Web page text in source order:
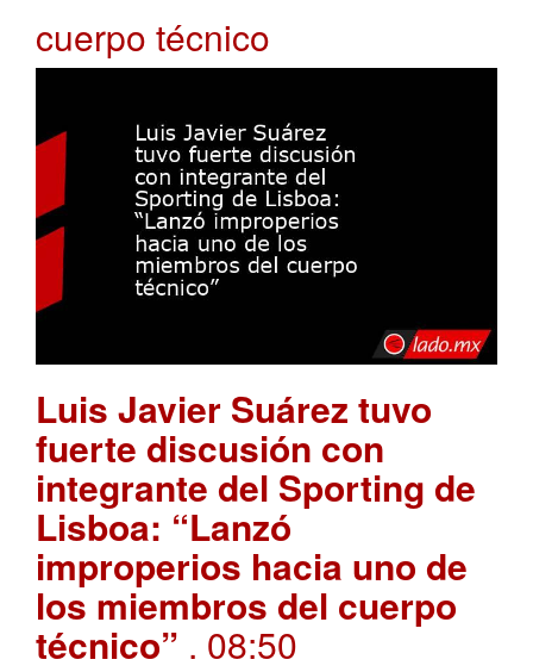
cuerpo técnico
Luis Javier Suárez tuvo
fuerte discusión con
integrante del Sporting de
Lisboa: “Lanzó
improperios hacia uno de
los miembros del cuerpo
técnico” . 08:50